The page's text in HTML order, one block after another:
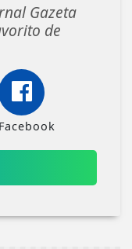
Gazeta
de
Facebook